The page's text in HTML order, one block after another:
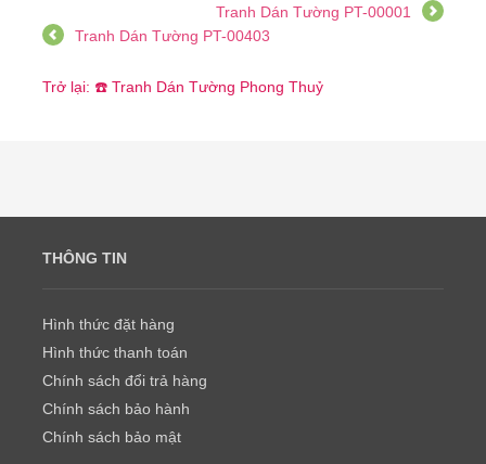
Tranh Dán Tường PT-00001
Tranh Dán Tường PT-00403
Trở lại: ☎️ Tranh Dán Tường Phong Thuỷ
THÔNG TIN
Hình thức đặt hàng
Hình thức thanh toán
Chính sách đổi trả hàng
Chính sách bảo hành
Chính sách bảo mật